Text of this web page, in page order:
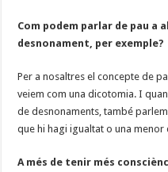
Com podem parlar de pau a
desnonament, per exemple?
Per a nosaltres el concepte de
veiem com una dicotomia. I
de desnonaments, també
que hi hagi igualtat o una menor
A més de tenir més